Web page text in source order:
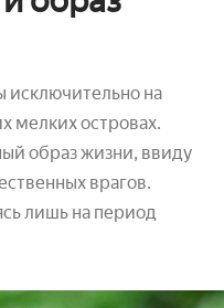
исключительно на
мелких островах.
образ жизни, ввиду
врагов.
лишь на период